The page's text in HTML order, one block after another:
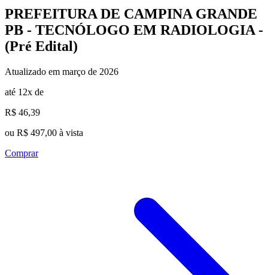
PREFEITURA DE CAMPINA GRANDE
PB - TECNÓLOGO EM RADIOLOGIA -
(Pré Edital)
Atualizado em março de 2026
até 12x de
R$ 46,39
ou R$ 497,00 à vista
Comprar